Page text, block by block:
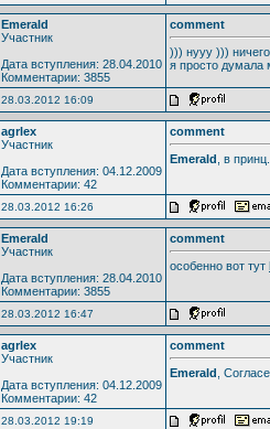
Emerald
Участник
Дата вступления: 28.04.2010
Комментарии: 3855
comment
))) нууу )))
я просто думала
28.03.2012 16:09
agrlex
Участник
Дата вступления: 04.12.2009
Комментарии: 42
comment
Emerald , в
28.03.2012 16:26
Emerald
Участник
Дата вступления: 28.04.2010
Комментарии: 3855
comment
особенно вот тут
28.03.2012 16:47
agrlex
Участник
Дата вступления: 04.12.2009
Комментарии: 42
comment
Emerald ,
28.03.2012 19:19